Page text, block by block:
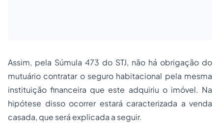
Assim, pela Súmula 473 do STJ, não há obrigação do
mutuário contratar o seguro habitacional pela mesma
instituição financeira que este adquiriu o imóvel. Na
hipótese disso ocorrer estará caracterizada a venda
casada, que será explicada a seguir.